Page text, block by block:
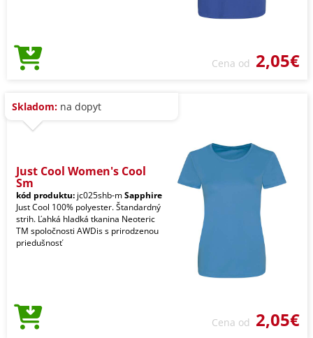
Cena od 2,05€
Skladom: na dopyt
Just Cool Women's Cool
Sm
kód produktu: jc025shb-mSapphire
Just Cool 100% polyester. Štandardný
strih. Ľahká hladká tkanina Neoteric
TM spoločnosti AWDis s prirodzenou
priedušnosť
Cena od 2,05€